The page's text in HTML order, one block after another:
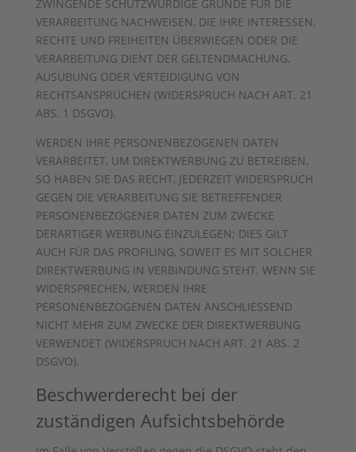
ZWINGENDE SCHUTZWÜRDIGE GRÜNDE FÜR DIE
VERARBEITUNG NACHWEISEN, DIE IHRE INTERESSEN,
RECHTE UND FREIHEITEN ÜBERWIEGEN ODER DIE
VERARBEITUNG DIENT DER GELTENDMACHUNG,
AUSÜBUNG ODER VERTEIDIGUNG VON
RECHTSANSPRÜCHEN (WIDERSPRUCH NACH ART. 21
ABS. 1 DSGVO).
WERDEN IHRE PERSONENBEZOGENEN DATEN
VERARBEITET, UM DIREKTWERBUNG ZU BETREIBEN,
SO HABEN SIE DAS RECHT, JEDERZEIT WIDERSPRUCH
GEGEN DIE VERARBEITUNG SIE BETREFFENDER
PERSONENBEZOGENER DATEN ZUM ZWECKE
DERARTIGER WERBUNG EINZULEGEN; DIES GILT
AUCH FÜR DAS PROFILING, SOWEIT ES MIT SOLCHER
DIREKTWERBUNG IN VERBINDUNG STEHT. WENN SIE
WIDERSPRECHEN, WERDEN IHRE
PERSONENBEZOGENEN DATEN ANSCHLIESSEND
NICHT MEHR ZUM ZWECKE DER DIREKTWERBUNG
VERWENDET (WIDERSPRUCH NACH ART. 21 ABS. 2
DSGVO).
Beschwerde­recht bei der
zuständigen Aufsichts­behörde